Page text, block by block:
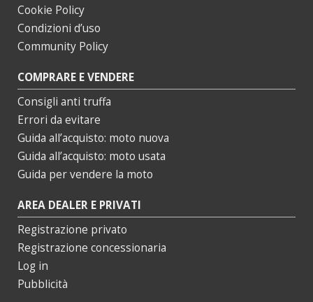
Cookie Policy
Condizioni d’uso
Community Policy
COMPRARE E VENDERE
Consigli anti truffa
Errori da evitare
Guida all’acquisto: moto nuova
Guida all’acquisto: moto usata
Guida per vendere la moto
AREA DEALER E PRIVATI
Registrazione privato
Registrazione concessionaria
Log in
Pubblicità